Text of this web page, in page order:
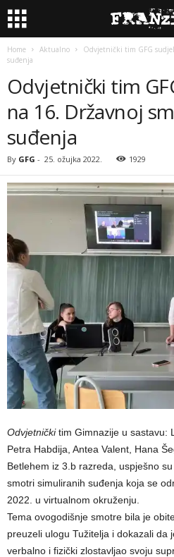
Home Aktualno
Odvjetnički tim GFG
suđenja
Odvjetnički tim
na 16. Državnoj
suđenja
By GFG - 25. ožujka 2022. 1929
Odvjetničkitim Gimnazije u sastavu:
Petra Habdija, Antea Valent, Hana
Betlehem iz 3.b razreda, uspješno
smotri simuliranih suđenja koja se
2022. u virtualnom okruženju.
Tema ovogodišnje smotre bila je
preuzeli ulogu Tužitelja i dokazali da
verbalno i fizički zlostavljao svoju